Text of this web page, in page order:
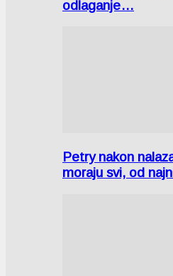
odlaganje…
Petry nakon
moraju svi, od